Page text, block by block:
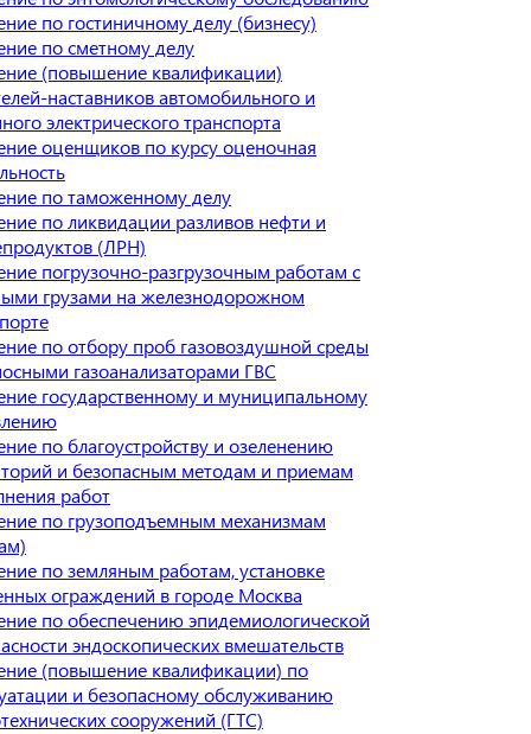
по гостиничному делу (бизнесу)
по сметному делу
(повышение квалификации)
наставников автомобильного и
электрического транспорта
оценщиков по курсу оценочная
по таможенному делу
по ликвидации разливов нефти и
(ЛРН)
погрузочно-разгрузочным работам с
грузами на железнодорожном
по отбору проб газовоздушной среды
газоанализаторами ГВС
государственному и муниципальному
по благоустройству и озеленению
и безопасным методам и приемам
работ
по грузоподъемным механизмам
по земляным работам, установке
ограждений в городе Москва
по обеспечению эпидемиологической
эндоскопических вмешательств
(повышение квалификации) по
и безопасному обслуживанию
сооружений (ГТС)